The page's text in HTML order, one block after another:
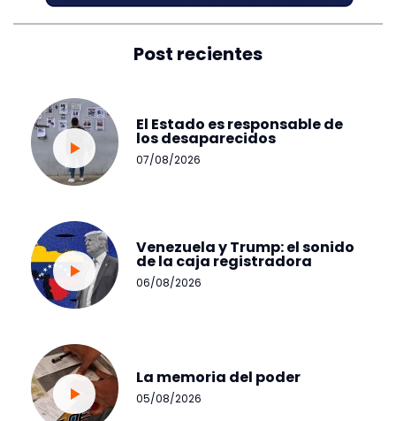
Post recientes
El Estado es responsable de
los desaparecidos
07/08/2026
Venezuela y Trump: el sonido
de la caja registradora
06/08/2026
La memoria del poder
05/08/2026